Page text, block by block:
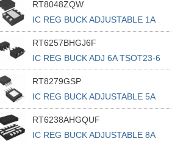
RT8048ZQW
IC REG BUCK ADJUSTABLE 1A
6WDFN
RT6257BHGJ6F
IC REG BUCK ADJ 6A TSOT23-6
RT8279GSP
IC REG BUCK ADJUSTABLE 5A
8SOP
RT6238AHGQUF
IC REG BUCK ADJUSTABLE 8A